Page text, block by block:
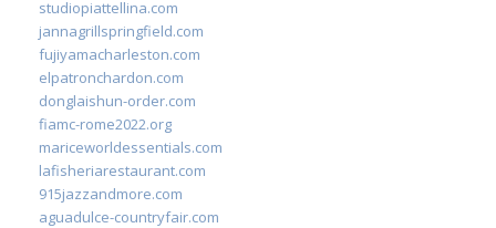
studiopiattellina.com
jannagrillspringfield.com
fujiyamacharleston.com
elpatronchardon.com
donglaishun-order.com
fiamc-rome2022.org
mariceworldessentials.com
lafisheriarestaurant.com
915jazzandmore.com
aguadulce-countryfair.com